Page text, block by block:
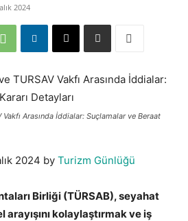
2024
Vakfı Arasında İddialar: Suçlamalar ve Beraat
2024 by Turizm Günlüğü
Birliği (TÜRSAB), seyahat
arayışını kolaylaştırmak ve iş